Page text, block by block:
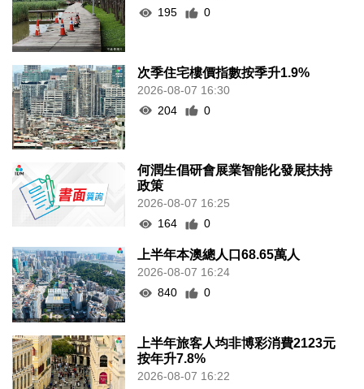
195
0
次季住宅樓價指數按季升1.9%
2026-08-07 16:30
204
0
何潤生倡研會展業智能化發展扶持
政策
2026-08-07 16:25
164
0
上半年本澳總人口68.65萬人
2026-08-07 16:24
840
0
上半年旅客人均非博彩消費2123元
按年升7.8%
2026-08-07 16:22